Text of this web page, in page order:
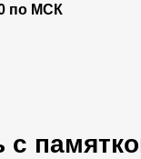
по МСК
с